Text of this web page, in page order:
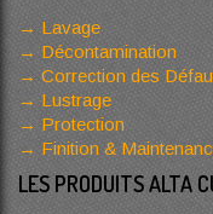
Lavage
Décontamination
Correction des
Lustrage
Protection
Finition &
LES PRODUITS ALTA